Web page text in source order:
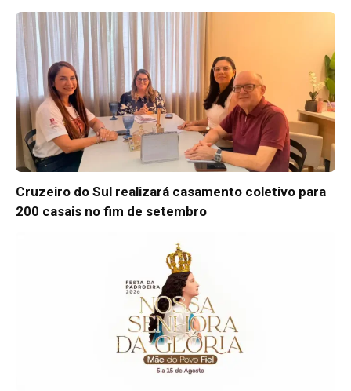
Cruzeiro do Sul realizará casamento coletivo para
200 casais no fim de setembro